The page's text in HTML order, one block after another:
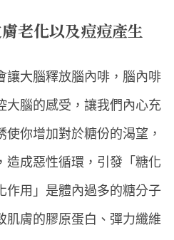
老化以及痘痘產生
讓大腦釋放腦內啡，腦內啡
大腦的感受，讓我們內心充
你增加對於糖份的渴望，
造成惡性循環，引發「糖化
作用」是體內過多的糖分子
肌膚的膠原蛋白、彈力纖維